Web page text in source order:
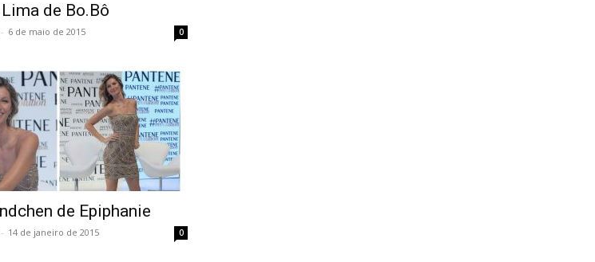
de Bo.Bô
- 6 de maio de 2015 0
de Epiphanie
- 14 de janeiro de 2015 0